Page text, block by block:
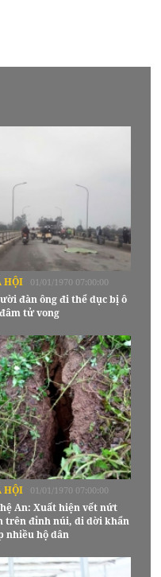
HỘI 01/01/1970 07:00:00
đàn ông đi thể dục bị ô
tử vong
HỘI 01/01/1970 07:00:00
An: Xuất hiện vết nứt
trên đỉnh núi, di dời khẩn
nhiều hộ dân